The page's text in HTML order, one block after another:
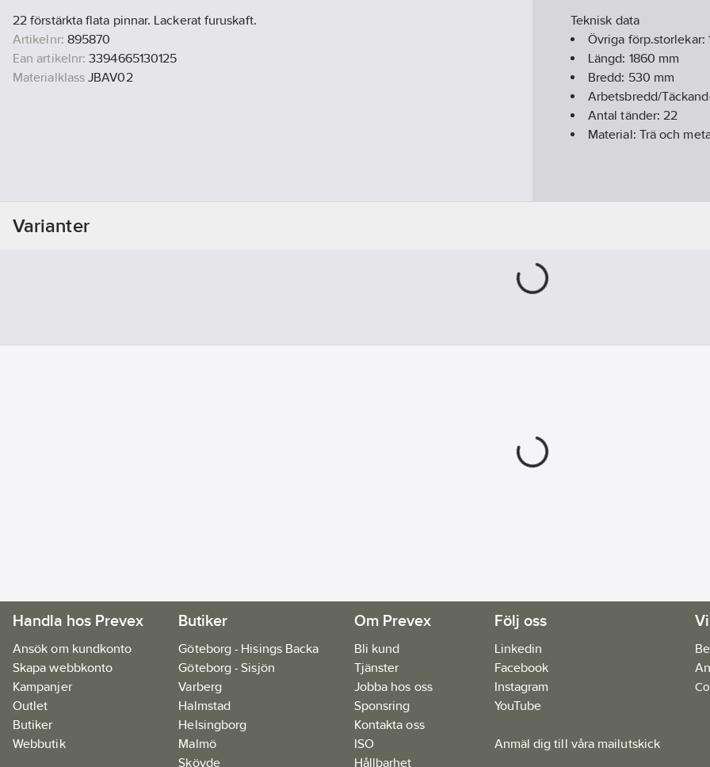
22 förstärkta flata pinnar. Lackerat furuskaft.
Artikelnr: 895870
Ean artikelnr: 3394665130125
Materialklass JBAV02
Teknisk data
Övriga förp.storlekar:
Längd: 1860 mm
Bredd: 530 mm
Arbetsbredd/
Antal tänder:22
Material: Trä och
Varianter
Handla hos Prevex
Ansök om kundkonto
Skapa webbkonto
Kampanjer
Outlet
Butiker
Webbutik
Butiker
Göteborg - Hisings Backa
Göteborg - Sisjön
Varberg
Halmstad
Helsingborg
Malmö
Skövde
Om Prevex
Bli kund
Tjänster
Jobba hos oss
Sponsring
Kontakta oss
ISO
Hållbarhet
Följ oss
Linkedin
Facebook
Instagram
YouTube
Anmäl dig till våra mailutskick